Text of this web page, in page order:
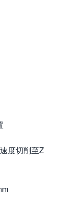
度切削至Z